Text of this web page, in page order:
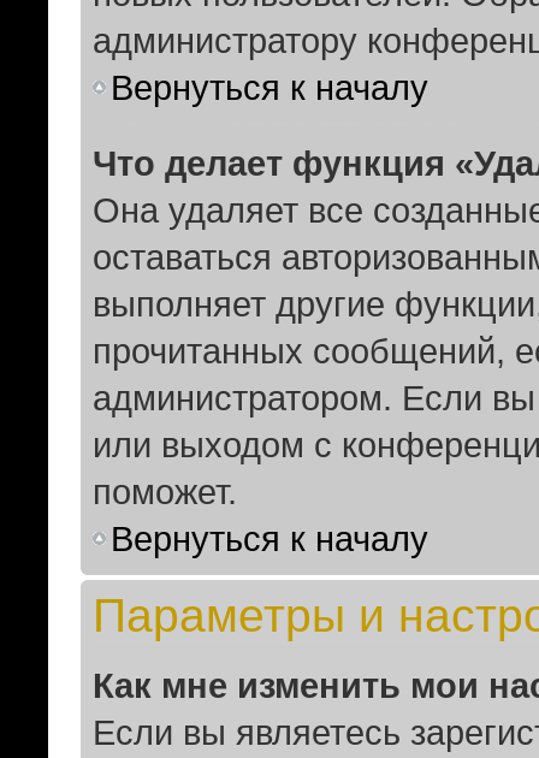
администратору
Вернуться к началу
Что делает функция
Она удаляет все
оставаться
выполняет другие
прочитанных сообщений,
администратором. Если
или выходом с
поможет.
Вернуться к началу
Параметры и
Как мне изменить мои
Если вы являетесь